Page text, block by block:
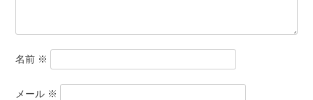
名前 ※
メール ※